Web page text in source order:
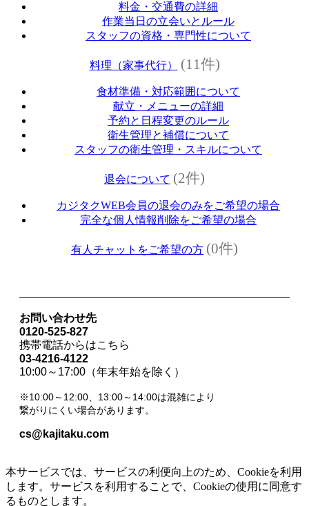
料金・交通費の詳細
作業当日の立会いとルール
スタッフの資格・専門性について
料理（家事代行） (11件)
食材準備・対応範囲について
献立・メニューの詳細
予約と日程変更のルール
衛生管理と補償について
スタッフの衛生管理・スキルについて
退会について (2件)
カジタクWEB会員の退会のみをご希望の場合
完全な個人情報削除をご希望の場合
有人チャットをご希望の方 (0件)
お問い合わせ先
0120-525-827
携帯電話からはこちら
03-4216-4122
10:00～17:00（年末年始を除く）
※10:00～12:00、13:00～14:00は混雑により
繋がりにくい場合があります。
cs@kajitaku.com
本サービスでは、サービスの利便向上のため、Cookieを利用
します。サービスを利用することで、Cookieの使用に同意す
るものとします。